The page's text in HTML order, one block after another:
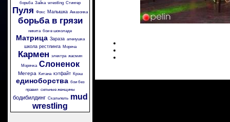
борьба Зайка wrestling Стингер
Пуля Фокс Малышка Амазонка
борьба в грязи
никита бои в шоколаде
Матрица Зараза аленушка
школа рестлинга Моряча
Кармен электра жасмин
Морячка Слоненок
Мегера Китана кэтфайт Крэш
единоборства бои без
правил сильные женщины
бодибилдинг Скальпель
mud
wrestling